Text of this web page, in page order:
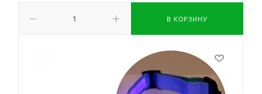
В КОРЗИНУ